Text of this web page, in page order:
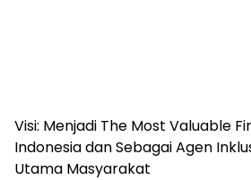
Visi: Menjadi The Most Valuable
Indonesia dan Sebagai Agen
Utama Masyarakat